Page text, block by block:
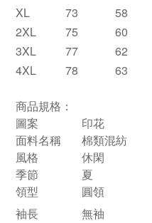
XL
73 58
2XL
75 60
3XL
77 62
4XL
78 63
商品規格：
圖案
印花
面料名稱
棉類混紡
風格
休閑
季節
夏
領型
圓領
袖長
無袖